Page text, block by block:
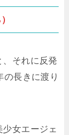
それに反発
長きに渡り
女エージェ